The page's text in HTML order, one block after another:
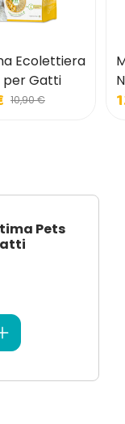
Ecolettiera
per Gatti
10,90 €
Pets